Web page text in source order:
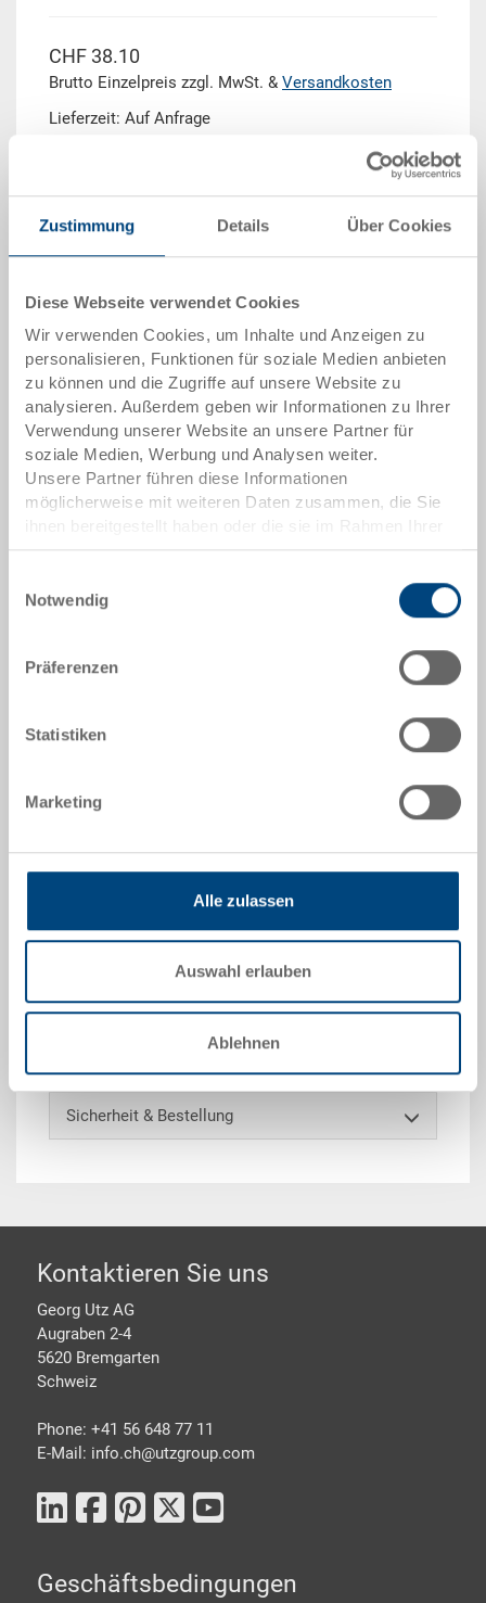
Zustimmung Details Über Cookies
Diese Webseite verwendet Cookies
Wir verwenden Cookies, um Inhalte und Anzeigen zu
personalisieren, Funktionen für soziale Medien anbieten
zu können und die Zugriffe auf unsere Website zu
analysieren. Außerdem geben wir Informationen zu Ihrer
Verwendung unserer Website an unsere Partner für
soziale Medien, Werbung und Analysen weiter.
Unsere Partner führen diese Informationen
möglicherweise mit weiteren Daten zusammen, die Sie
Nutzung der Dienste gesammelt haben.
Notwendig
Präferenzen
Statistiken
Marketing
Alle zulassen
Auswahl erlauben
Ablehnen
CHF 38.10
Brutto Einzelpreis zzgl. MwSt. & Versandkosten
Lieferzeit: Auf Anfrage
Menge
Artikeldaten
Bestellnummer
3-6426-21.7000.0101
Aussenmasse:
RAL 7001 |
Belastbarkeit bestens als Transport- oder Lagerbox
einsetzbar. Zudem lässt sich dieser Universal-
Eurobehälter beliebig mit und ohne Deckel stapeln
(Behältermasse abgestimmt auf Europaletten).
gekennzeichnet und unterteilt werden.
Sonderanfertigungen - Unser Spezialgebiet
Sicherheit & Bestellung
Footer
Kontaktieren Sie uns
Georg Utz AG
Augraben 2-4
5620 Bremgarten
Schweiz
Phone: +41 56 648 77 11
E-Mail: info.ch@utzgroup.com
Geschäftsbedingungen